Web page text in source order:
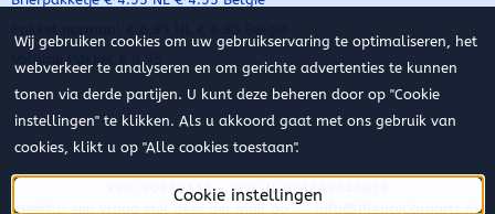
Volume Pakket € 9.95
KvK: 90889134 - Btw: NL004849646B58
Heeft u een vraag stel deze per mail op -
Info@PlentyCarparts.nl
Wij gebruiken cookies om uw gebruikservaring te optimaliseren, het
webverkeer te analyseren en om gerichte advertenties te kunnen
tonen via derde partijen. U kunt deze beheren door op "Cookie
instellingen" te klikken. Als u akkoord gaat met ons gebruik van
cookies, klikt u op "Alle cookies toestaan".
Cookie instellingen